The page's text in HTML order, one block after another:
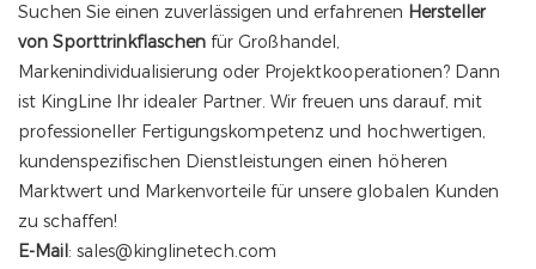
Suchen Sie einen zuverlässigen und erfahrenen Hersteller
von Sporttrinkflaschen für Großhandel,
Markenindividualisierung oder Projektkooperationen? Dann
ist KingLine Ihr idealer Partner. Wir freuen uns darauf, mit
professioneller Fertigungskompetenz und hochwertigen,
kundenspezifischen Dienstleistungen einen höheren
Marktwert und Markenvorteile für unsere globalen Kunden
zu schaffen!
E-Mail: sales@kinglinetech.com